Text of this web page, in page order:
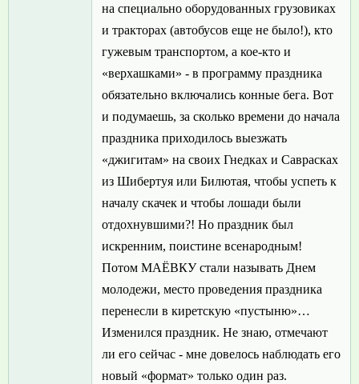
на специально оборудованных грузовиках
и тракторах (автобусов еще не было!), кто
гужевым транспортом, а кое-кто и
«верхашками» - в программу праздника
обязательно включались конные бега. Вот
и подумаешь, за сколько времени до начала
праздника приходилось выезжать
«джигитам» на своих Гнедках и Саврасках
из Шибертуя или Билютая, чтобы успеть к
началу скачек и чтобы лошади были
отдохнувшими?! Но праздник был
искренним, поистине всенародным!
Потом МАЁВКУ стали называть Днем
молодежи, место проведения праздника
перенесли в киретскую «пустыню»…
Изменился праздник. Не знаю, отмечают
ли его сейчас - мне довелось наблюдать его
новый «формат» только один раз.